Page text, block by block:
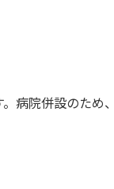
病院併設のため